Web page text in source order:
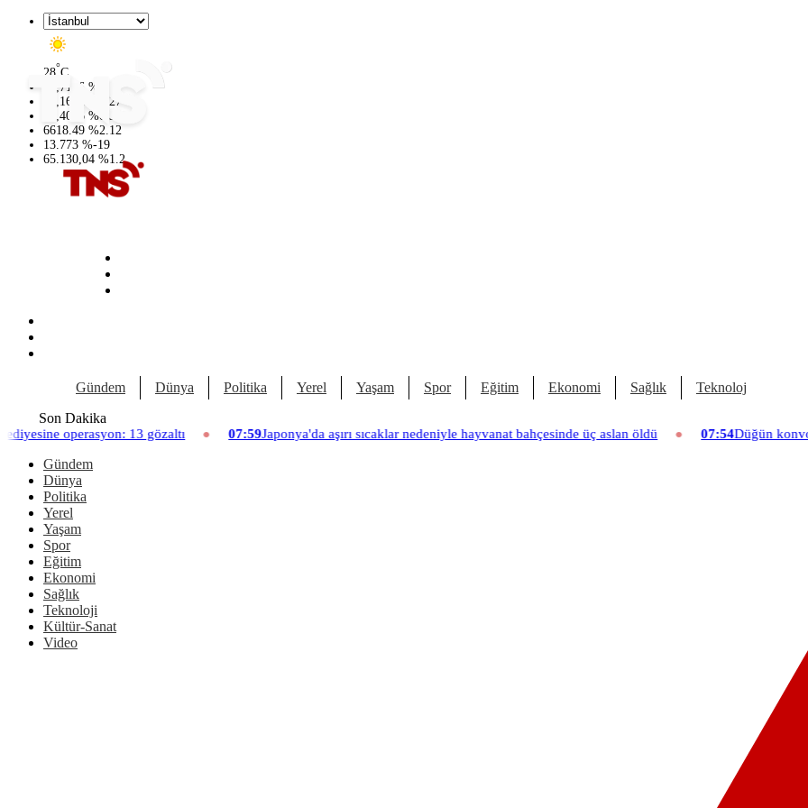
28°C
47,7106 %
55,1652
0.27
64,4046 %0.35
6618.49 %2.12
13.773 %-19
65.130,04 %1.2
Gündem Dünya Politika Yerel Yaşam Spor Eğitim Ekonomi Sağlık Teknoloji
Son Dakika
13 gözaltı 07:59Japonya'da aşırı sıcaklar nedeniyle hayvanat bahçesinde üç aslan öldü 07:54 Düğün konvoyuna ağır fatura:
Gündem
Dünya
Politika
Yerel
Yaşam
Spor
Eğitim
Ekonomi
Sağlık
Teknoloji
Kültür-Sanat
Video